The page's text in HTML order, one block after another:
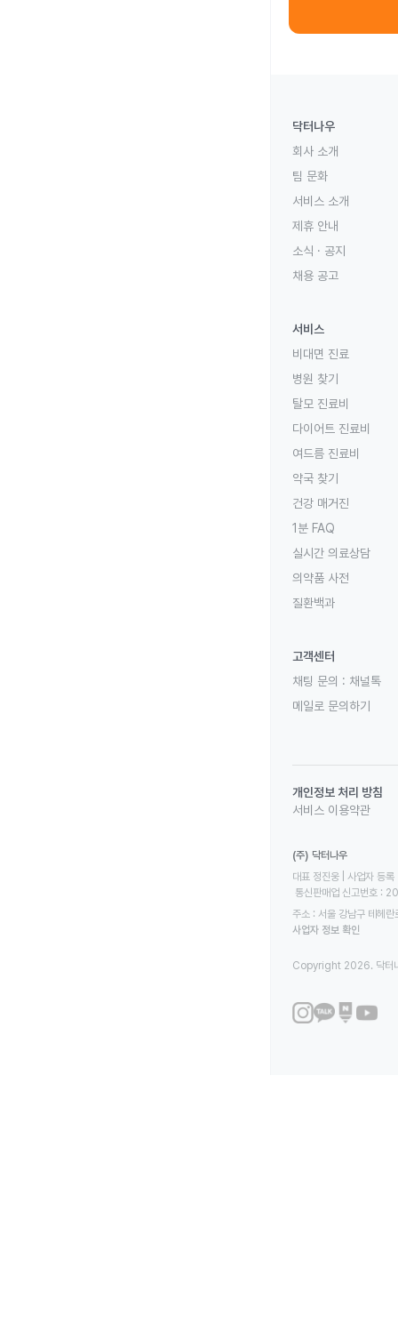
닥터나우
회사 소개
팀 문화
서비스 소개
제휴 안내
소식 · 공지
채용 공고
서비스
비대면 진료
병원 찾기
탈모 진료비
다이어트 진료비
여드름 진료비
약국 찾기
건강 매거진
1분 FAQ
실시간 의료상담
의약품 사전
질환백과
고객센터
채팅 문의 : 채널톡
메일로 문의하기
개인정보 처리 방침
서비스 이용약관
(주) 닥터나우
대표 정진웅 | 사업자
통신판매업 신고번호
주소 : 서울 강남구 테헤
사업자 정보 확인
Copyright 2026. 닥터